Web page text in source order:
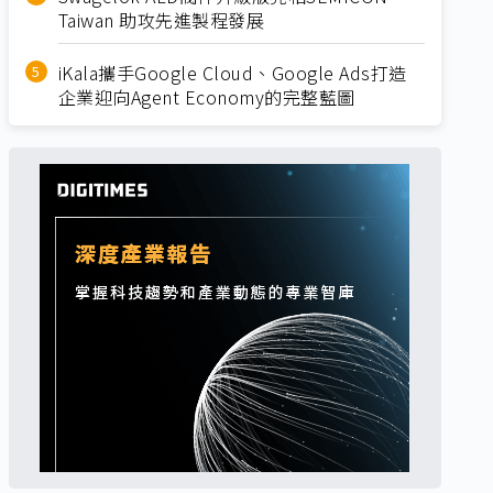
Taiwan 助攻先進製程發展
iKala攜手Google Cloud、Google Ads打造
企業迎向Agent Economy的完整藍圖